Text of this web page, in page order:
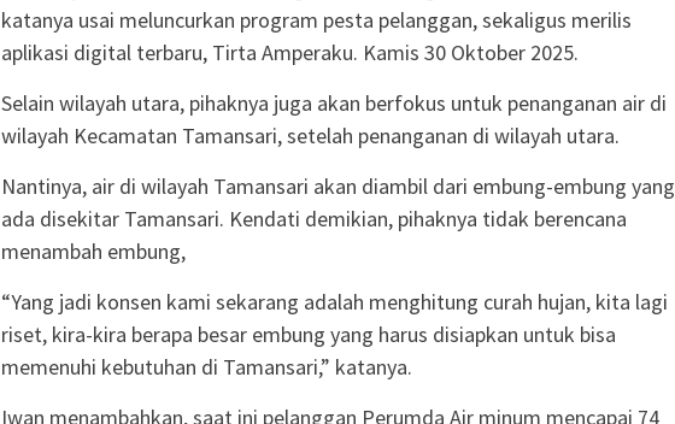
katanya usai meluncurkan program pesta pelanggan, sekaligus merilis
aplikasi digital terbaru, Tirta Amperaku. Kamis 30 Oktober 2025.
Selain wilayah utara, pihaknya juga akan berfokus untuk penanganan air di
wilayah Kecamatan Tamansari, setelah penanganan di wilayah utara.
Nantinya, air di wilayah Tamansari akan diambil dari embung-embung yang
ada disekitar Tamansari. Kendati demikian, pihaknya tidak berencana
menambah embung,
“Yang jadi konsen kami sekarang adalah menghitung curah hujan, kita lagi
riset, kira-kira berapa besar embung yang harus disiapkan untuk bisa
memenuhi kebutuhan di Tamansari,” katanya.
Iwan menambahkan, saat ini pelanggan Perumda Air minum mencapai 74